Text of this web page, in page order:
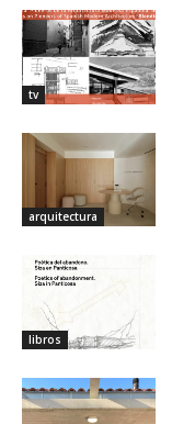
tv
arquitectura
libros